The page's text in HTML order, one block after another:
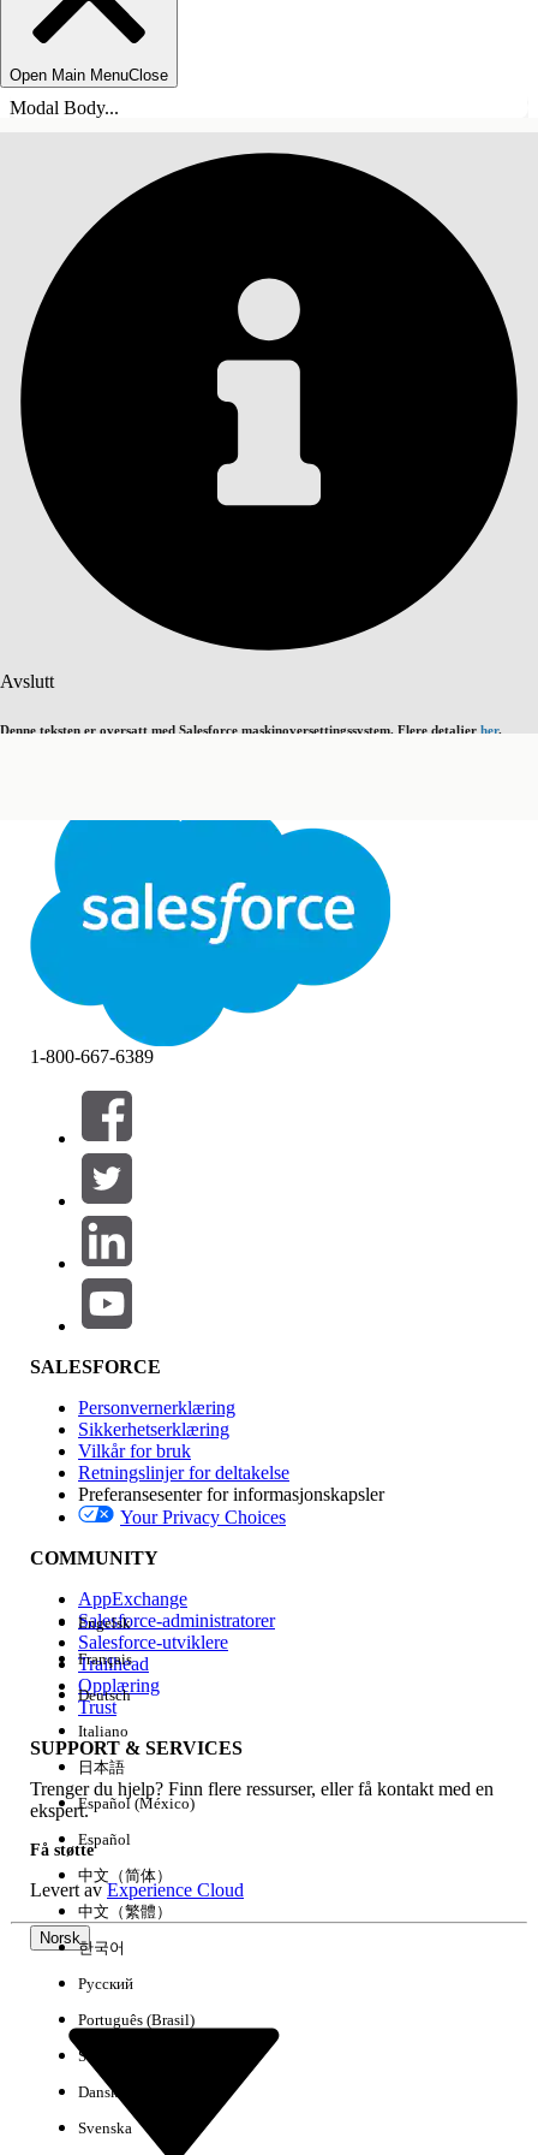
Open Main MenuClose
Modal Body...
Avslutt
Denne teksten er oversatt med Salesforce maskinoversettingssystem. Flere detaljer her.
Avslutt Avslutt
Vis innholdsfortegnelse
Filtrer etter (0)
VELG FILTRE
Produktområde
Funksjonsinnvirkning
Utgave
Erfaring
Fjern alle Utført
1-800-667-6389
SALESFORCE
Personvernerklæring
Sikkerhetserklæring
Vilkår for bruk
Retningslinjer for deltakelse
Preferansesenter for informasjonskapsler
Your Privacy Choices
COMMUNITY
AppExchange
Salesforce-administratorer
Salesforce-utviklere
Trailhead
Opplæring
Trust
SUPPORT & SERVICES
Trenger du hjelp? Finn flere ressurser, eller få kontakt med en
ekspert.
Få støtte
Levert avExperience Cloud
Norsk
Engelsk
Français
Deutsch
Italiano
日本語
Español (México)
Español
中文（简体）
中文（繁體）
한국어
Русский
Português (Brasil)
Suomi
Dansk
Svenska